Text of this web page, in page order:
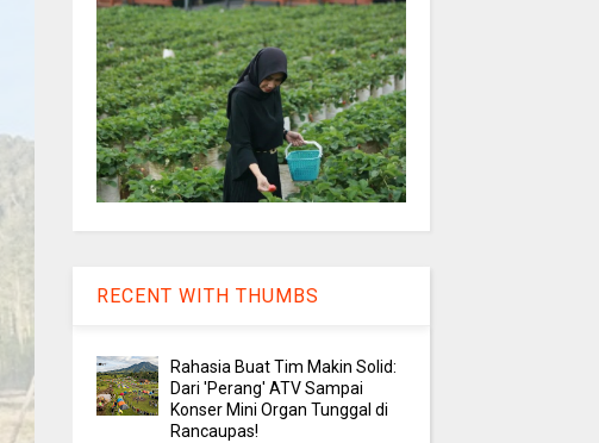
RECENT WITH THUMBS
Rahasia Buat Tim Makin Solid:
Dari 'Perang' ATV Sampai
Konser Mini Organ Tunggal di
Rancaupas!